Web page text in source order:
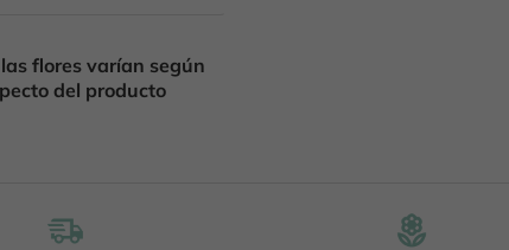
flores varían según
del producto